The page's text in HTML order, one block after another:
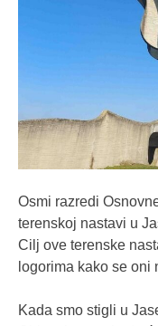
Osmi razredi
terenskoj nastavi u
Cilj ove terenske
logorima kako se oni
Kada smo stigli u